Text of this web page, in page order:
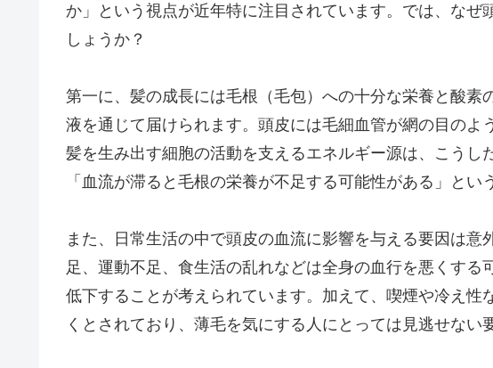
か」という視点が近年特に注目されています。では、なぜ
しょうか？
第一に、髪の成長には毛根（毛包）への十分な栄養と酸素
液を通じて届けられます。頭皮には毛細血管が網の目のよ
髪を生み出す細胞の活動を支えるエネルギー源は、こうし
「血流が滞ると毛根の栄養が不足する可能性がある」とい
また、日常生活の中で頭皮の血流に影響を与える要因は意
足、運動不足、食生活の乱れなどは全身の血行を悪くする
低下することが考えられています。加えて、喫煙や冷え性
くとされており、薄毛を気にする人にとっては見逃せない